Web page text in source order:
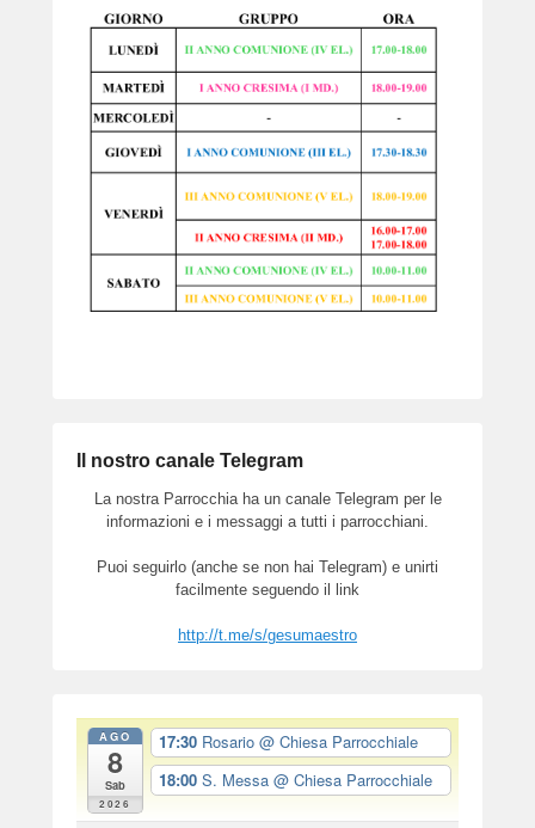
Il nostro canale Telegram
La nostra Parrocchia ha un canale Telegram per le
informazioni e i messaggi a tutti i parrocchiani.
Puoi seguirlo (anche se non hai Telegram) e unirti
facilmente seguendo il link
http://t.me/s/gesumaestro
AGO
8
Sab
2026
17:30 Rosario @ Chiesa Parrocchiale
18:00 S. Messa @ Chiesa Parrocchiale